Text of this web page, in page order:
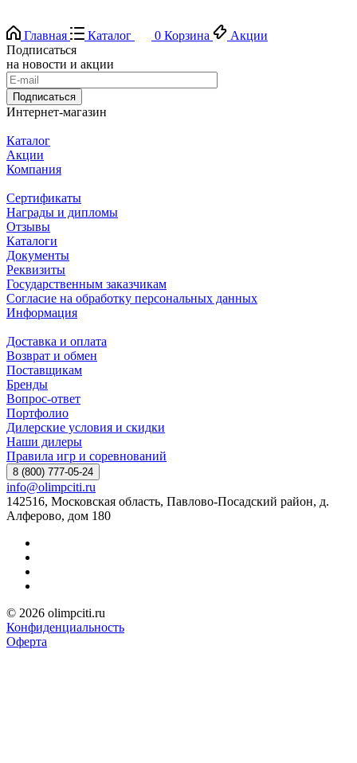
Главная Каталог 0 Корзина
Акции
Подписаться
на новости и акции
Подписаться
Интернет-магазин
Каталог
Акции
Компания
Сертификаты
Награды и дипломы
Отзывы
Каталоги
Документы
Реквизиты
Государственным заказчикам
Согласие на обработку персональных данных
Информация
Доставка и оплата
Возврат и обмен
Поставщикам
Бренды
Вопрос-ответ
Портфолио
Дилерские условия и скидки
Наши дилеры
Правила игр и соревнований
8 (800) 777-05-24
info@olimpciti.ru
142516, Московская область, Павлово-Посадский район, д.
Алферово, дом 180
© 2026 olimpciti.ru
Конфиденциальность
Оферта